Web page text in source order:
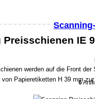
6
Preisschienen IE
werden auf die Front
Papieretiketten H 39 mm